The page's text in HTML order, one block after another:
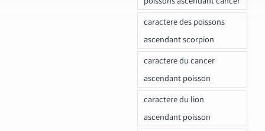
caractere des poissons
ascendant scorpion
caractere du cancer
ascendant poisson
caractere du lion
ascendant poisson